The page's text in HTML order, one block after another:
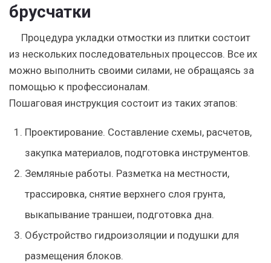
брусчатки
Процедура укладки отмостки из плитки состоит
из нескольких последовательных процессов. Все их
можно выполнить своими силами, не обращаясь за
помощью к профессионалам.
Пошаговая инструкция состоит из таких этапов:
Проектирование. Составление схемы, расчетов,
закупка материалов, подготовка инструментов.
Земляные работы. Разметка на местности,
трассировка, снятие верхнего слоя грунта,
выкапывание траншеи, подготовка дна.
Обустройство гидроизоляции и подушки для
размещения блоков.